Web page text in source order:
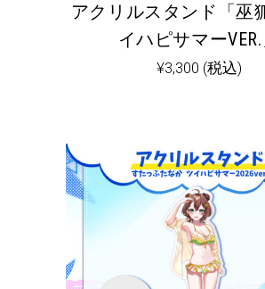
アクリルスタンド「巫
イハピサマーVER.
¥3,300 (税込)